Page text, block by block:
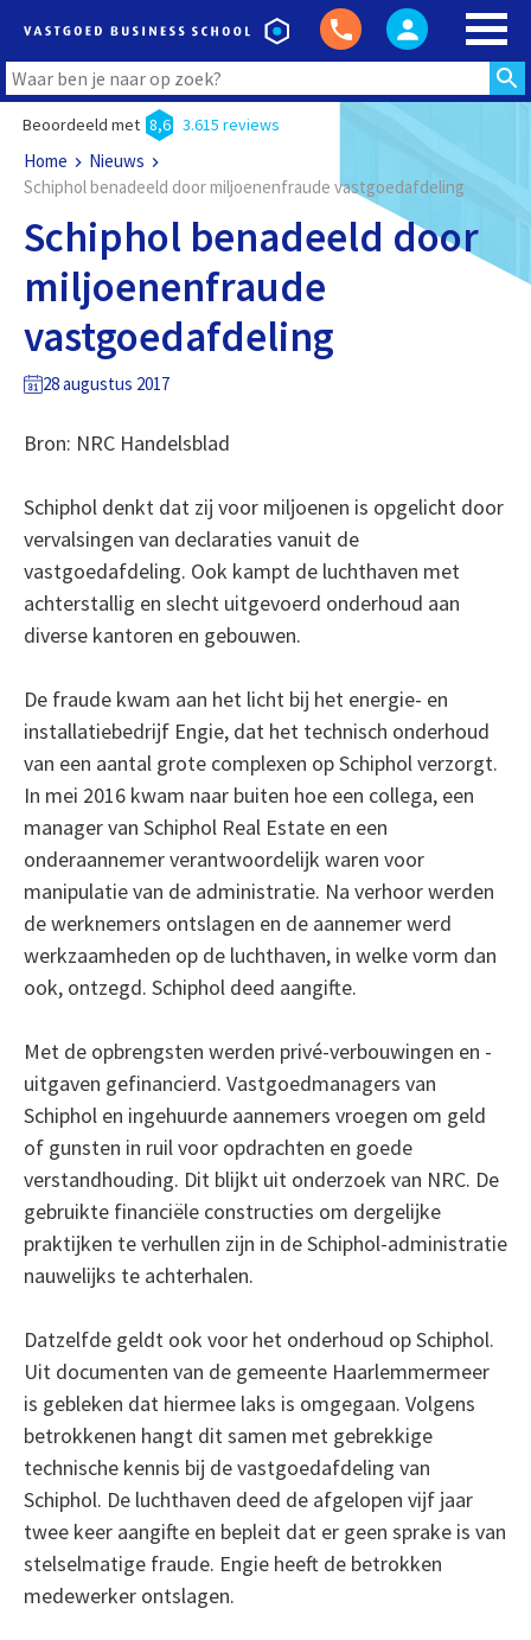
Beoordeeld met 8,6 3.615 reviews
Home
Nieuws
Schiphol benadeeld door miljoenenfraude vastgoedafdeling
Schiphol benadeeld door
miljoenenfraude
vastgoedafdeling
28 augustus 2017
Bron: NRC Handelsblad
Schiphol denkt dat zij voor miljoenen is opgelicht door
vervalsingen van declaraties vanuit de
vastgoedafdeling. Ook kampt de luchthaven met
achterstallig en slecht uitgevoerd onderhoud aan
diverse kantoren en gebouwen.
De fraude kwam aan het licht bij het energie- en
installatiebedrijf Engie, dat het technisch onderhoud
van een aantal grote complexen op Schiphol verzorgt.
In mei 2016 kwam naar buiten hoe een collega, een
manager van Schiphol Real Estate en een
onderaannemer verantwoordelijk waren voor
manipulatie van de administratie. Na verhoor werden
de werknemers ontslagen en de aannemer werd
werkzaamheden op de luchthaven, in welke vorm dan
ook, ontzegd. Schiphol deed aangifte.
Met de opbrengsten werden privé-verbouwingen en -
uitgaven gefinancierd. Vastgoedmanagers van
Schiphol en ingehuurde aannemers vroegen om geld
of gunsten in ruil voor opdrachten en goede
verstandhouding. Dit blijkt uit onderzoek van NRC. De
gebruikte financiële constructies om dergelijke
praktijken te verhullen zijn in de Schiphol-administratie
nauwelijks te achterhalen.
Datzelfde geldt ook voor het onderhoud op Schiphol.
Uit documenten van de gemeente Haarlemmermeer
is gebleken dat hiermee laks is omgegaan. Volgens
betrokkenen hangt dit samen met gebrekkige
technische kennis bij de vastgoedafdeling van
Schiphol. De luchthaven deed de afgelopen vijf jaar
twee keer aangifte en bepleit dat er geen sprake is van
stelselmatige fraude. Engie heeft de betrokken
medewerker ontslagen.